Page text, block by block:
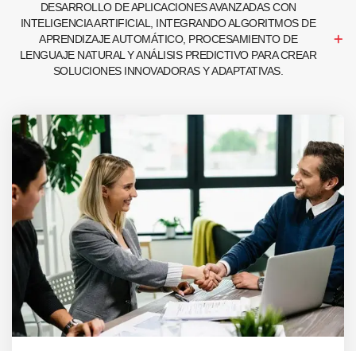
DESARROLLO DE APLICACIONES AVANZADAS CON
INTELIGENCIA ARTIFICIAL, INTEGRANDO ALGORITMOS DE
APRENDIZAJE AUTOMÁTICO, PROCESAMIENTO DE
LENGUAJE NATURAL Y ANÁLISIS PREDICTIVO PARA CREAR
SOLUCIONES INNOVADORAS Y ADAPTATIVAS.